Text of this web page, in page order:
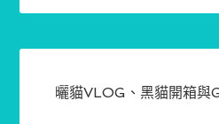
曬貓VLOG、黑貓開箱與